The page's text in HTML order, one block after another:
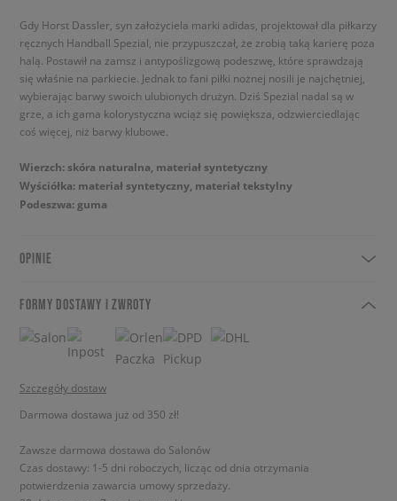
Gdy Horst Dassler, syn założyciela marki adidas, projektował dla piłkarzy
ręcznych Handball Spezial, nie przypuszczał, że zrobią taką karierę poza
halą. Postawił na zamsz i antypoślizgową podeszwę, które sprawdzają
się właśnie na parkiecie. Jednak to fani piłki nożnej nosili je najchętniej,
wybierając barwy swoich ulubionych drużyn. Dziś Spezial nadal są w
grze, a ich gama kolorystyczna wciąż się powiększa, odzwierciedlając
coś więcej, niż barwy klubowe.
Wierzch: skóra naturalna, materiał syntetyczny
Wyściółka: materiał syntetyczny, materiał tekstylny
Podeszwa: guma
OPINIE
FORMY DOSTAWY I ZWROTY
Szczegóły dostaw
Darmowa dostawa już od 350 zł!
Zawsze darmowa dostawa do Salonów
Czas dostawy: 1-5 dni roboczych, licząc od dnia otrzymania
potwierdzenia zawarcia umowy sprzedaży.